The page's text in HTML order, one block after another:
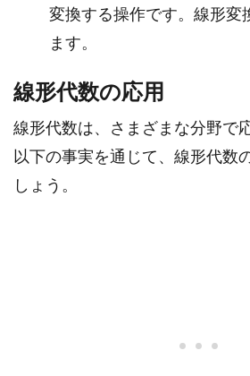
変換する操作です。線形変
ます。
線形代数の応用
線形代数は、さまざまな分野で
以下の事実を通じて、線形代数
しょう。